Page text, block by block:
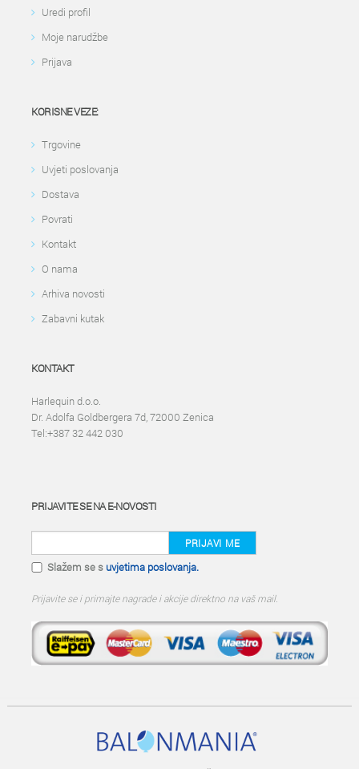
Uredi profil
Moje narudžbe
Prijava
KORISNE VEZE:
Trgovine
Uvjeti poslovanja
Dostava
Povrati
Kontakt
O nama
Arhiva novosti
Zabavni kutak
KONTAKT
Harlequin d.o.o.
Dr. Adolfa Goldbergera 7d, 72000 Zenica
Tel:+387 32 442 030
PRIJAVITE SE NA E-NOVOSTI
PRIJAVI ME
Slažem se s uvjetima poslovanja.
Prijavite se i primajte nagrade i akcije direktno na vaš mail.